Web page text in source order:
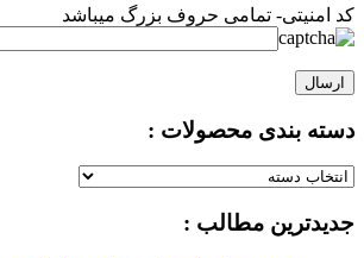
کد امنیتی- تمامی حروف بزرگ میباشد
دسته بندی محصولات :
دسته
محصولات
جدیدترین مطالب :